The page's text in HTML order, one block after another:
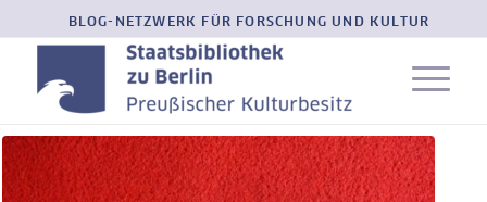
BLOG-NETZWERK FÜR FORSCHUNG UND KULTUR